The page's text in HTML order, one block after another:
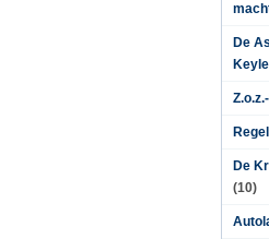
De
De
(10)